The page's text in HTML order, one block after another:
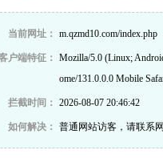
当前网址： m.qzmd10.com/index.php
户端特征：
Mozilla/5.0 (Linux;
ome/131.0.0.0 Mobile
拦截时间： 2026-08-07 20:46:42
如何解决： 普通网站访客，请联系